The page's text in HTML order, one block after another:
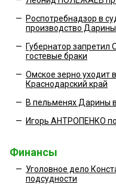
— Роспотребнадзор в
производство Дарины
— Губернатор запретил
гостевые браки
— Омское зерно уходит
Краснодарский край
— В пельменях Дарины
— Игорь АНТРОПЕНКО
Финансы
— Уголовное дело
подсудности